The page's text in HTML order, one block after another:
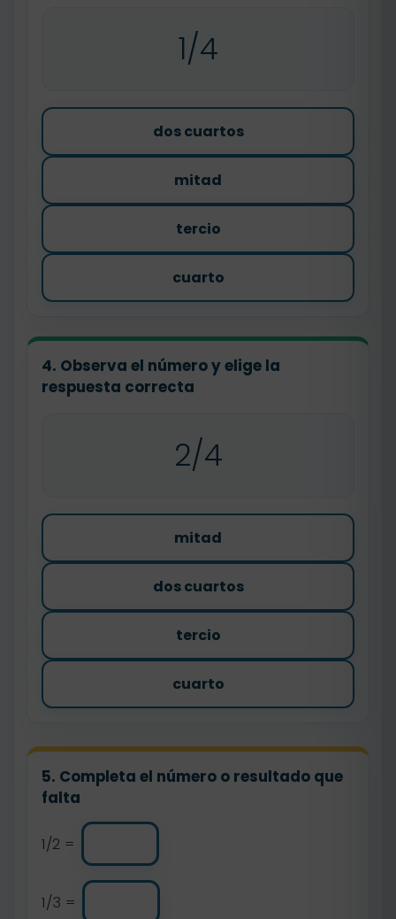
1/4
dos cuartos
mitad
tercio
cuarto
4. Observa el número y elige la
respuesta correcta
2/4
mitad
dos cuartos
tercio
cuarto
5. Completa el número o resultado que
falta
1/2 =
1/3 =